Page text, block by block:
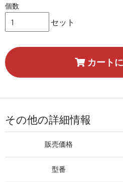
個数
セット
カート
その他の詳細情報
販売価格
型番